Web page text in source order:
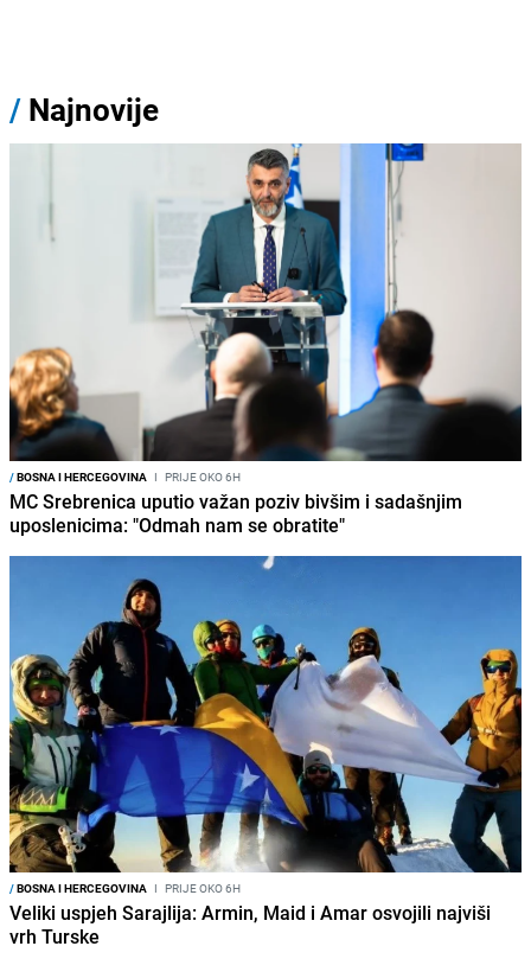
/ Najnovije
/BOSNA I HERCEGOVINA I PRIJE OKO 6H
MC Srebrenica uputio važan poziv bivšim i sadašnjim
uposlenicima: "Odmah nam se obratite"
/BOSNA I HERCEGOVINA I PRIJE OKO 6H
Veliki uspjeh Sarajlija: Armin, Maid i Amar osvojili najviši
vrh Turske